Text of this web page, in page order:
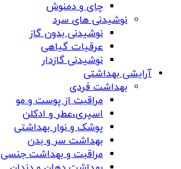
چای و دمنوش
نوشیدنی های سرد
نوشیدنی بدون گاز
عرقیات گیاهی
نوشیدنی گازدار
آرایشی بهداشتی
بهداشت فردی
مراقبت از پوست و مو
اسپری،عطر و ادکلن
پوشک و نوار بهداشتی
بهداشت سر و بدن
مراقبت و بهداشت جنسی